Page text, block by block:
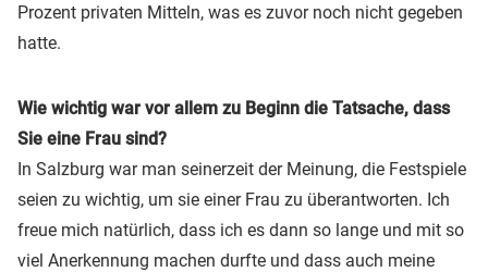
Prozent privaten Mitteln, was es zuvor noch nicht gegeben
hatte.
Wie wichtig war vor allem zu Beginn die Tatsache, dass
Sie eine Frau sind?
In Salzburg war man seinerzeit der Meinung, die Festspiele
seien zu wichtig, um sie einer Frau zu überantworten. Ich
freue mich natürlich, dass ich es dann so lange und mit so
viel Anerkennung machen durfte und dass auch meine